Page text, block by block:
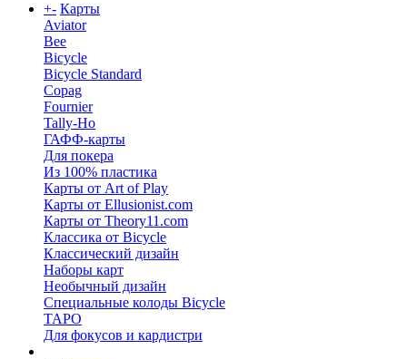
+- Карты
Aviator
Bee
Bicycle
Bicycle Standard
Copag
Fournier
Tally-Ho
ГАФФ-карты
Для покера
Из 100% пластика
Карты от Art of Play
Карты от Ellusionist.com
Карты от Theory11.com
Классика от Bicycle
Классический дизайн
Наборы карт
Необычный дизайн
Специальные колоды Bicycle
ТАРО
Для фокусов и кардистри